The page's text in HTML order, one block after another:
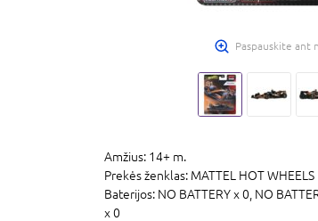
Paspauskite ant
Amžius: 14+ m.
Prekės ženklas: MATTEL HOT WHEELS
Baterijos: NO BATTERY x 0, NO
x 0